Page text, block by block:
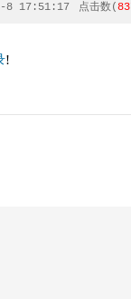
8 17:51:17 点击数(
!